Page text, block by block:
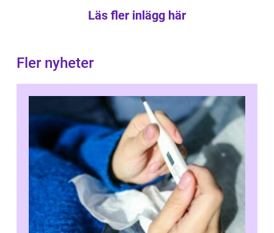
Läs fler inlägg här
Fler nyheter